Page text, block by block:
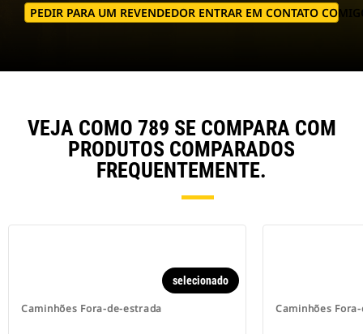
PEDIR PARA UM REVENDEDOR ENTRAR EM CONTATO
VEJA COMO 789 SE COMPARA COM
PRODUTOS COMPARADOS
FREQUENTEMENTE.
Caminhões Fora-de-estrada
selecionado
Caminhões